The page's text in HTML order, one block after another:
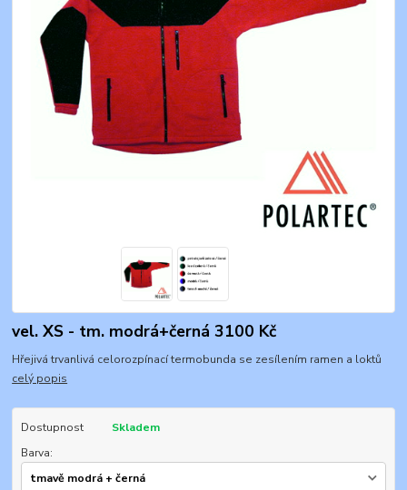
vel. XS - tm. modrá+černá 3100 Kč
Hřejivá trvanlivá celorozpínací termobunda se zesílením ramen a loktů
celý popis
Dostupnost
Skladem
Barva: